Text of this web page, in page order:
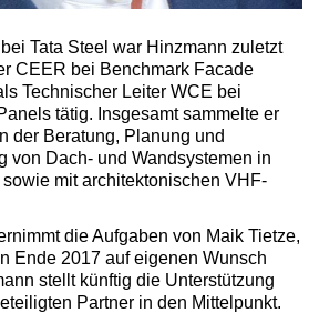
Tata Steel war Hinzmann zuletzt
CEER bei Benchmark Facade
Technischer Leiter WCE bei
tätig. Insgesamt sammelte er
der Beratung, Planung und
von Dach- und Wandsystemen in
mit architektonischen VHF-
die Aufgaben von Maik Tietze,
Ende 2017 auf eigenen Wunsch
stellt künftig die Unterstützung
Partner in den Mittelpunkt.